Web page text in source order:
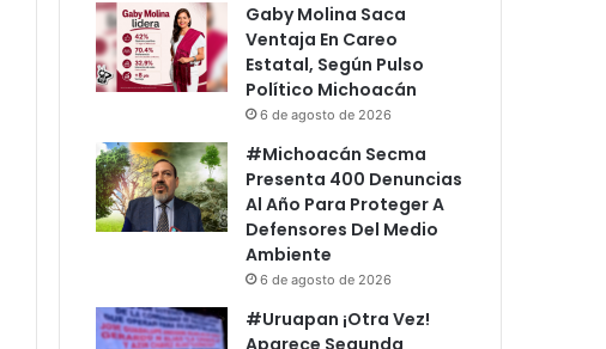
Gaby Molina Saca
Ventaja En Careo
Estatal, Según Pulso
Político Michoacán
6 de agosto de 2026
#Michoacán Secma
Presenta 400 Denuncias
Al Año Para Proteger A
Defensores Del Medio
Ambiente
6 de agosto de 2026
#Uruapan ¡Otra Vez!
Aparece Segunda